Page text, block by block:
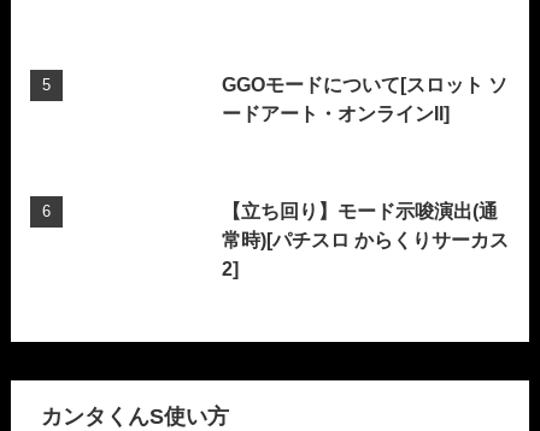
GGOモードについて[スロット ソ
ードアート・オンラインII]
【立ち回り】モード示唆演出(通
常時)[パチスロ からくりサーカス
2]
カンタくんS使い方